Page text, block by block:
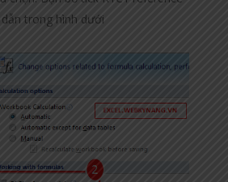
trong hình dưới